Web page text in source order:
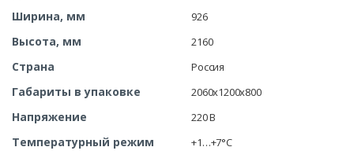
Ширина, мм 926
Высота, мм 2160
Страна Россия
Габариты в упаковке 2060x1200x800
Напряжение 220 В
Температурный режим +1…+7°C